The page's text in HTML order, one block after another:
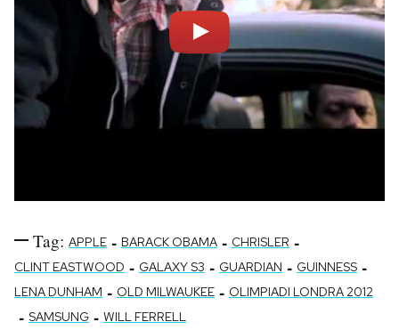
Tag: APPLE - BARACK OBAMA - CHRISLER -
CLINT EASTWOOD - GALAXY S3 - GUARDIAN - GUINNESS -
LENA DUNHAM - OLD MILWAUKEE - OLIMPIADI LONDRA 2012
- SAMSUNG - WILL FERRELL